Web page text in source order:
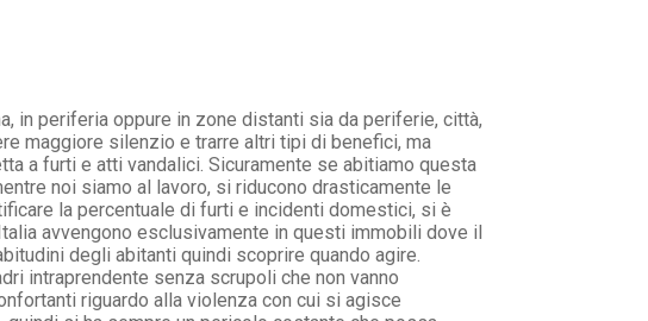
in periferia oppure in zone distanti sia da periferie, città,
maggiore silenzio e trarre altri tipi di benefici, ma
a furti e atti vandalici. Sicuramente se abitiamo questa
noi siamo al lavoro, si riducono drasticamente le
la percentuale di furti e incidenti domestici, si è
avvengono esclusivamente in questi immobili dove il
degli abitanti quindi scoprire quando agire.
intraprendente senza scrupoli che non vanno
riguardo alla violenza con cui si agisce